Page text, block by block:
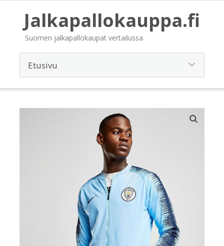
Jalkapallokauppa.fi
Suomen jalkapallokaupat vertailussa